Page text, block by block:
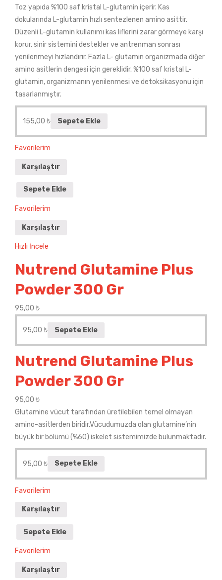
Toz yapıda %100 saf kristal L-glutamin içerir. Kas
dokularında L-glutamin hızlı sentezlenen amino asittir.
Düzenli L-glutamin kullanımı kas liflerini zarar görmeye karşı
korur, sinir sistemini destekler ve antrenman sonrası
yenilenmeyi hızlandırır. Fazla L- glutamin organizmada diğer
amino asitlerin dengesi için gereklidir. %100 saf kristal L-
glutamin, organizmanın yenilenmesi ve detoksikasyonu için
tasarlanmıştır.
155,00 ₺ Sepete Ekle
Favorilerim
Karşılaştır
Sepete Ekle
Favorilerim
Karşılaştır
Hızlı İncele
Nutrend Glutamine Plus
Powder 300 Gr
95,00 ₺
95,00 ₺ Sepete Ekle
Nutrend Glutamine Plus
Powder 300 Gr
95,00 ₺
Glutamine vücut tarafından üretilebilen temel olmayan
amino-asitlerden biridir.Vücudumuzda olan glutamine’nin
büyük bir bölümü (%60) iskelet sistemimizde bulunmaktadır.
95,00 ₺ Sepete Ekle
Favorilerim
Karşılaştır
Sepete Ekle
Favorilerim
Karşılaştır